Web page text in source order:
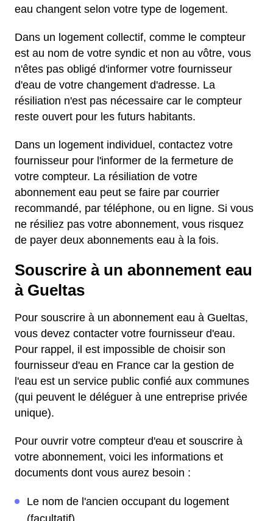
eau changent selon votre type de logement.
Dans un logement collectif, comme le compteur
est au nom de votre syndic et non au vôtre, vous
n'êtes pas obligé d'informer votre fournisseur
d'eau de votre changement d'adresse. La
résiliation n'est pas nécessaire car le compteur
reste ouvert pour les futurs habitants.
Dans un logement individuel, contactez votre
fournisseur pour l'informer de la fermeture de
votre compteur. La résiliation de votre
abonnement eau peut se faire par courrier
recommandé, par téléphone, ou en ligne. Si vous
ne résiliez pas votre abonnement, vous risquez
de payer deux abonnements eau à la fois.
Souscrire à un abonnement eau
à Gueltas
Pour souscrire à un abonnement eau à Gueltas,
vous devez contacter votre fournisseur d'eau.
Pour rappel, il est impossible de choisir son
fournisseur d'eau en France car la gestion de
l'eau est un service public confié aux communes
(qui peuvent le déléguer à une entreprise privée
unique).
Pour ouvrir votre compteur d'eau et souscrire à
votre abonnement, voici les informations et
documents dont vous aurez besoin :
Le nom de l'ancien occupant du logement
(facultatif)